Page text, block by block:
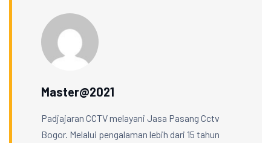
Master@2021
Padjajaran CCTV melayani Jasa Pasang Cctv
Bogor. Melalui pengalaman lebih dari 15 tahun